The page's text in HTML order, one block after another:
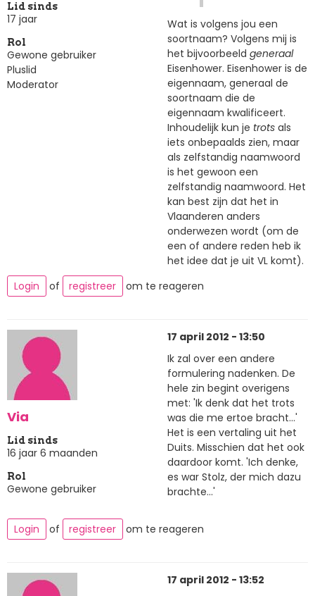
Lid sinds
17 jaar
Rol
Gewone gebruiker
Pluslid
Moderator
Wat is volgens jou een
soortnaam? Volgens mij is
het bijvoorbeeld generaal
Eisenhower. Eisenhower is de
eigennaam, generaal de
soortnaam die de
eigennaam kwalificeert.
Inhoudelijk kun je trots als
iets onbepaalds zien, maar
als zelfstandig naamwoord
is het gewoon een
zelfstandig naamwoord. Het
kan best zijn dat het in
Vlaanderen anders
onderwezen wordt (om de
een of andere reden heb ik
het idee dat je uit VL komt).
Login
of registreer om te reageren
Via
Lid sinds
16 jaar 6 maanden
Rol
Gewone gebruiker
17 april 2012 - 13:50
Ik zal over een andere
formulering nadenken. De
hele zin begint overigens
met: 'Ik denk dat het trots
was die me ertoe bracht...'
Het is een vertaling uit het
Duits. Misschien dat het ook
daardoor komt. 'Ich denke,
es war Stolz, der mich dazu
brachte...'
Login of registreer om te reageren
17 april 2012 - 13:52